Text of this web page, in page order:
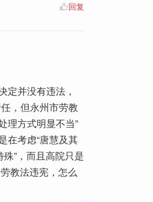
回复
定并没有违法，
，但永州市劳教
理方式明显不当”
在考虑“唐慧及其
”，而且高院只是
教法违宪，怎么